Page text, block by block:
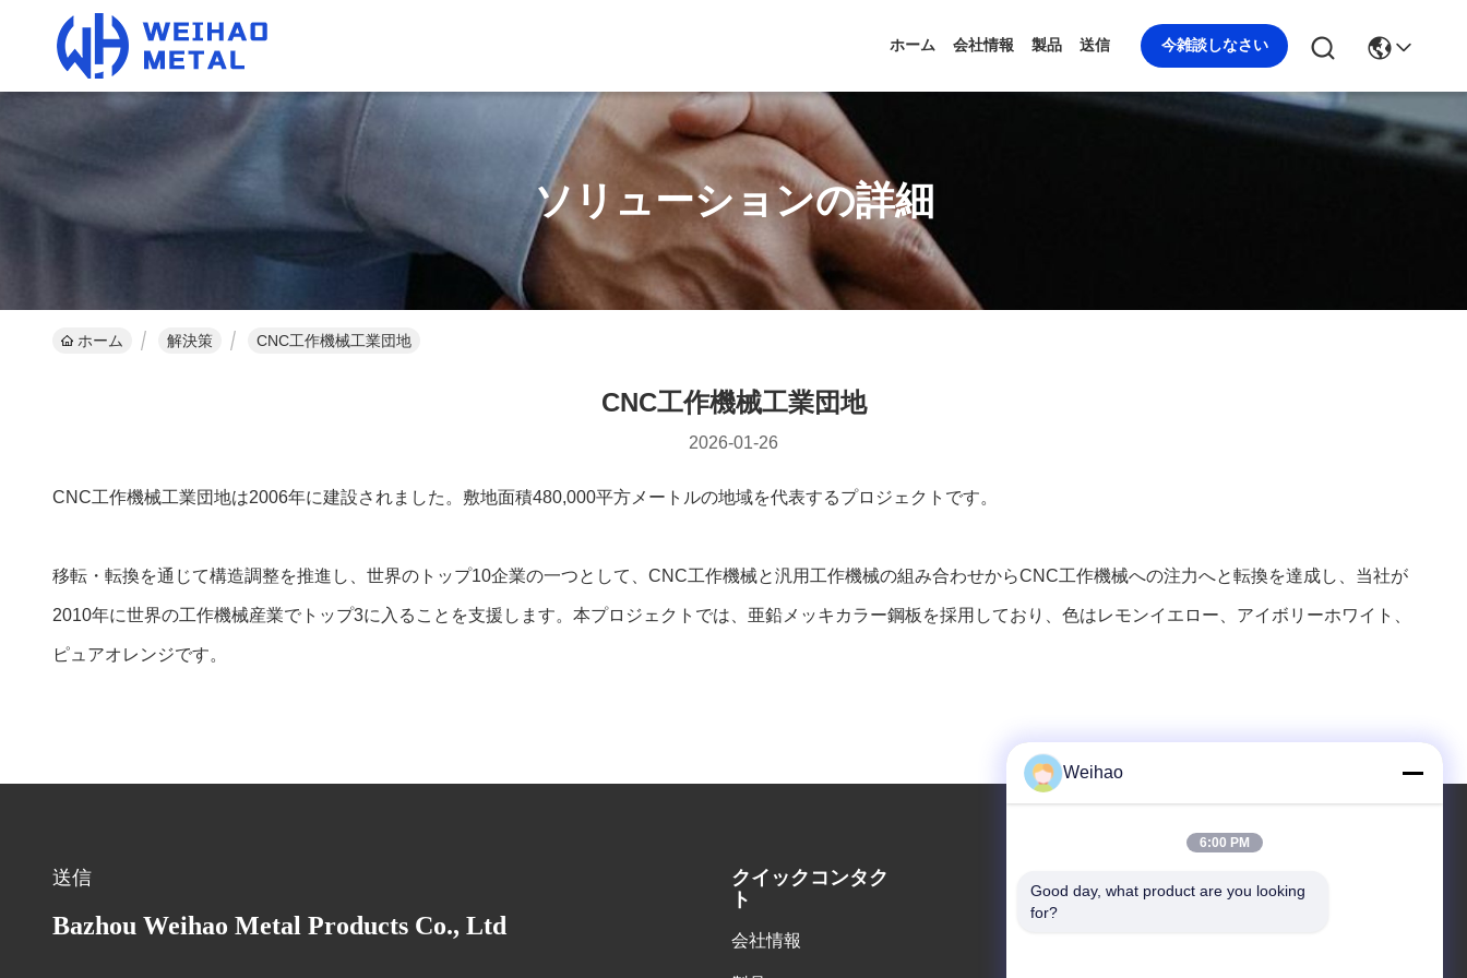
ホーム 会社情報 製品 送信 今雑談しなさい
ソリューションの詳細
ホーム 解決策 CNC工作機械工業団地
CNC工作機械工業団地
2026-01-26
CNC工作機械工業団地は2006年に建設されました。敷地面積480,000平方メートルの地域を代表するプロジェクトです。
移転・転換を通じて構造調整を推進し、世界のトップ10企業の一つとして、CNC工作機械と汎用工作機械の組み合わせからCNC工作機械への注力へと転換を達成し、当社が
2010年に世界の工作機械産業でトップ3に入ることを支援します。本プロジェクトでは、亜鉛メッキカラー鋼板を採用しており、色はレモンイエロー、アイボリーホワイト、
ピュアオレンジです。
送信
Bazhou Weihao Metal Products Co., Ltd
クイックコンタク
ト
会社情報
住所
Weihao
6:00 PM
Good day, what product are you looking
for?